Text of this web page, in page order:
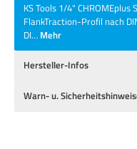
KS Tools 1/4"
FlankTraction-Profil nach
DI… Mehr
Hersteller-Infos
Warn- u.